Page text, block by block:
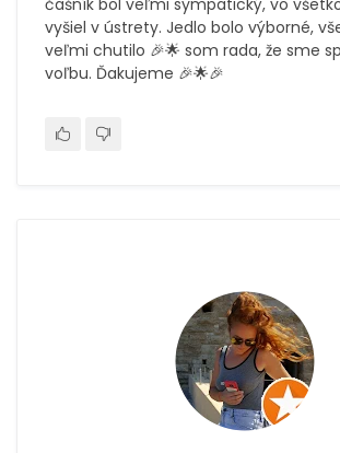
čašník bol veľmi sympatický, vo
vyšiel v ústrety. Jedlo bolo výborné,
veľmi chutilo 🎉🌟 som rada, že sme
voľbu. Ďakujeme 🎉🌟🎉